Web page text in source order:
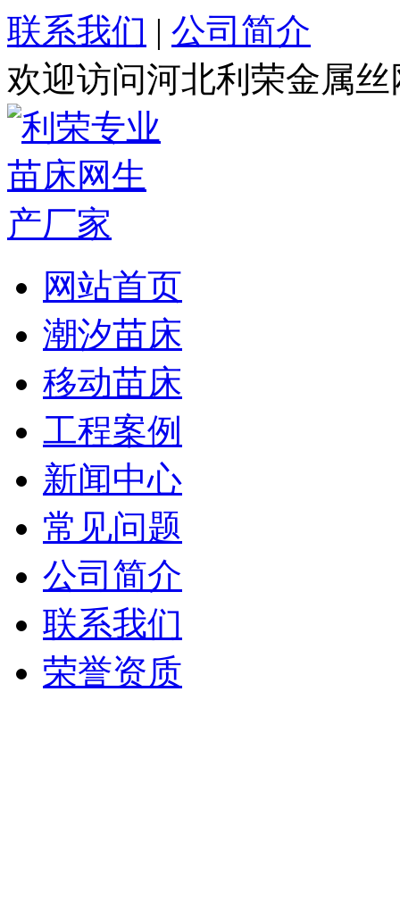
联系我们 | 公司简介
欢迎访问河北利荣金属
网站首页
潮汐苗床
移动苗床
工程案例
新闻中心
常见问题
公司简介
联系我们
荣誉资质